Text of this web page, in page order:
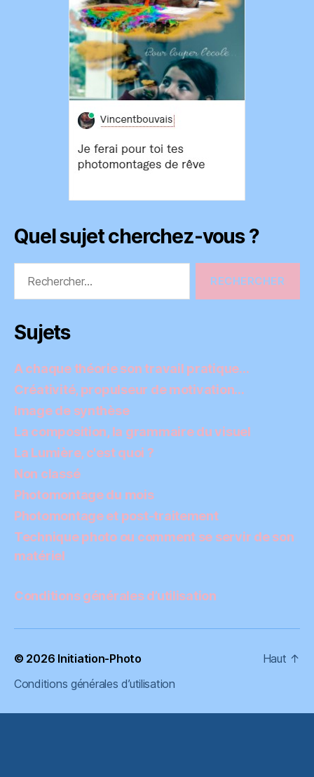
Quel sujet cherchez-vous ?
Sujets
A chaque théorie son travail pratique…
Créativité, propulseur de motivation…
Image de synthèse
La composition, la grammaire du visuel
La Lumière, c'est quoi ?
Non classé
Photomontage du mois
Photomontage et post-traitement
Technique photo ou comment se servir de son
matériel
Conditions générales d’utilisation
© 2026 Initiation-Photo
Conditions générales d’utilisation
Haut ↑